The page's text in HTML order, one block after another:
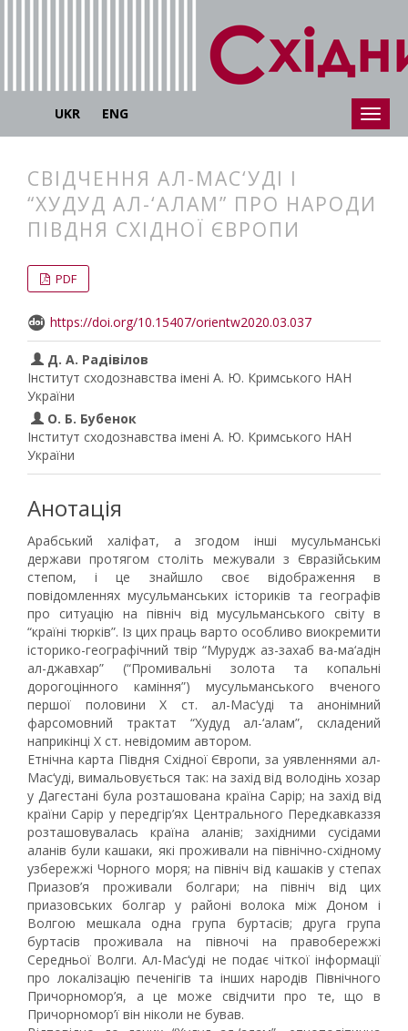
UKR ENG
СВІДЧЕННЯ АЛ-МАС‘УДІ І
“ХУДУД АЛ-‘АЛАМ” ПРО НАРОДИ
ПІВДНЯ СХІДНОЇ ЄВРОПИ
PDF
https://doi.org/10.15407/orientw2020.03.037
Д. А. Радівілов
Інститут сходознавства імені А. Ю. Кримського НАН
України
О. Б. Бубенок
Інститут сходознавства імені А. Ю. Кримського НАН
України
Анотація
Арабський халіфат, а згодом інші мусульманські
держави протягом століть межували з Євразійським
степом, і це знайшло своє відображення в
повідомленнях мусульманських істориків та географів
про ситуацію на північ від мусульманського світу в
“країні тюрків”. Із цих праць варто особливо виокремити
історико-географічний твір “Мурудж аз-захаб ва-ма‘адін
ал-джавхар” (“Промивальні золота та копальні
дорогоцінного каміння”) мусульманського вченого
першої половини Х ст. ал-Мас‘уді та анонімний
фарсомовний трактат “Худуд ал-‘алам”, складений
наприкінці X ст. невідомим автором.
Етнічна карта Півдня Східної Європи, за уявленнями ал-
Мас‘уді, вимальовується так: на захід від володінь хозар
у Дагестані була розташована країна Сарір; на захід від
країни Сарір у передгір’ях Центрального Передкавказзя
розташовувалась країна аланів; західними сусідами
аланів були кашаки, які проживали на північно-східному
узбережжі Чорного моря; на північ від кашаків у степах
Приазов’я проживали болгари; на північ від цих
приазовських болгар у районі волока між Доном і
Волгою мешкала одна група буртасів; друга група
буртасів проживала на півночі на правобережжі
Середньої Волги. Ал-Мас‘уді не подає чіткої інформації
про локалізацію печенігів та інших народів Північного
Причорномор’я, а це може свідчити про те, що в
Причорномор’ї він ніколи не бував.